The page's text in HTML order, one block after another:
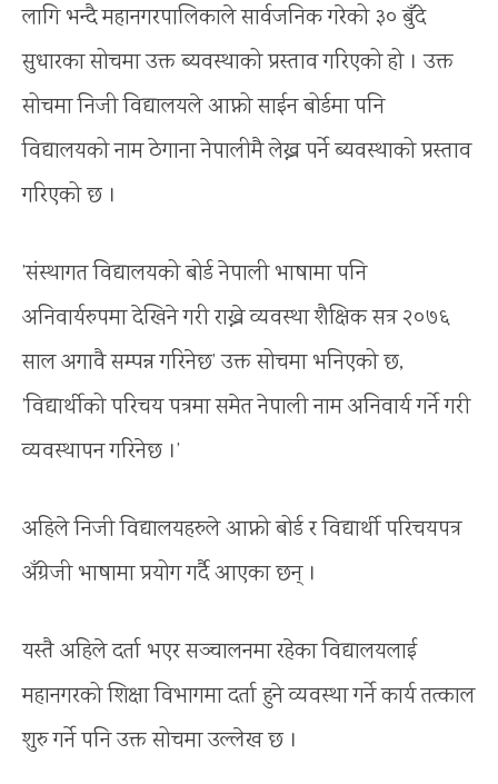
लागि भन्दै महानगरपालिकाले सार्वजनिक गरेको ३० बुँदे
सुधारका सोचमा उक्त ब्यवस्थाको प्रस्ताव गरिएको हो । उक्त
सोचमा निजी विद्यालयले आफ्नो साईन बोर्डमा पनि
विद्यालयको नाम ठेगाना नेपालीमै लेख्न पर्ने ब्यवस्थाको प्रस्ताव
गरिएको छ ।
’संस्थागत विद्यालयको बोर्ड नेपाली भाषामा पनि
अनिवार्यरुपमा देखिने गरी राख्ने व्यवस्था शैक्षिक सत्र २०७६
साल अगावै सम्पन्न गरिनेछ’ उक्त सोचमा भनिएको छ,
’विद्यार्थीको परिचय पत्रमा समेत नेपाली नाम अनिवार्य गर्ने गरी
व्यवस्थापन गरिनेछ ।’
अहिले निजी विद्यालयहरुले आफ्नो बोर्ड र विद्यार्थी परिचयपत्र
अँग्रेजी भाषामा प्रयोग गर्दै आएका छन् ।
यस्तै अहिले दर्ता भएर सञ्चालनमा रहेका विद्यालयलाई
महानगरको शिक्षा विभागमा दर्ता हुने व्यवस्था गर्ने कार्य तत्काल
शुरु गर्ने पनि उक्त सोचमा उल्लेख छ ।